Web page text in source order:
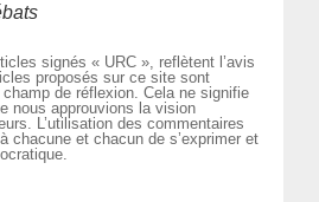
signés « URC », reflètent l’avis
proposés sur ce site sont
de réflexion. Cela ne signifie
nous approuvions la vision
L’utilisation des commentaires
chacune et chacun de s’exprimer et